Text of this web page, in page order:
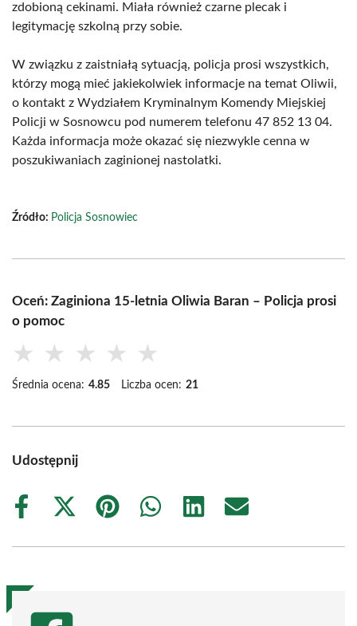
zdobioną cekinami. Miała również czarne plecak i
legitymację szkolną przy sobie.
W związku z zaistniałą sytuacją, policja prosi wszystkich,
którzy mogą mieć jakiekolwiek informacje na temat Oliwii,
o kontakt z Wydziałem Kryminalnym Komendy Miejskiej
Policji w Sosnowcu pod numerem telefonu 47 852 13 04.
Każda informacja może okazać się niezwykle cenna w
poszukiwaniach zaginionej nastolatki.
Źródło: Policja Sosnowiec
Oceń: Zaginiona 15-letnia Oliwia Baran – Policja prosi
o pomoc
★ ★ ★ ★ ★
Średnia ocena: 4.85 Liczba ocen: 21
Udostępnij
Share
Share
(Twitter)
Share
Share
Share
Share